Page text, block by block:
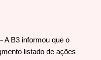
A B3 informou que o
listado de ações